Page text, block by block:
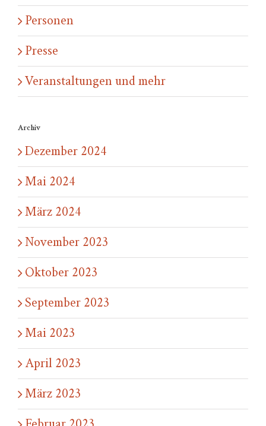
Personen
Presse
Veranstaltungen und mehr
Archiv
Dezember 2024
Mai 2024
März 2024
November 2023
Oktober 2023
September 2023
Mai 2023
April 2023
März 2023